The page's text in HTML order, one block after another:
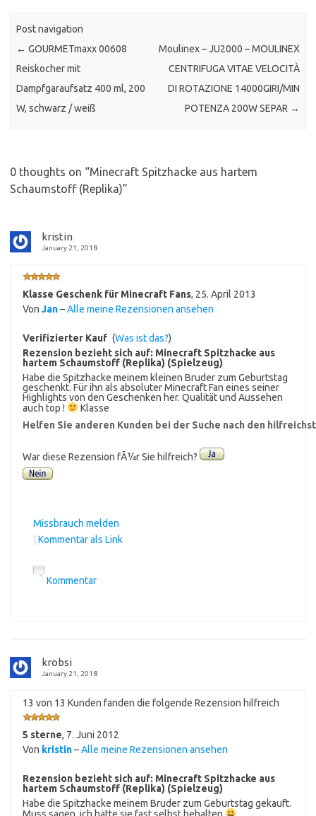
Post navigation
← GOURMETmaxx 00608
Reiskocher mit
Dampfgaraufsatz 400 ml, 200
W, schwarz / weiß
Moulinex – JU2000 – MOULINEX
CENTRIFUGA VITAE VELOCITÀ
DI ROTAZIONE 14000GIRI/MIN
POTENZA 200W SEPAR →
0 thoughts on “Minecraft Spitzhacke aus hartem
Schaumstoff (Replika)”
kristin
January 21, 2018
Klasse Geschenk für Minecraft Fans, 25. April 2013
Von Jan–Alle meine Rezensionen ansehen
Verifizierter Kauf (Was ist das?)
Rezension bezieht sich auf: Minecraft Spitzhacke aus
hartem Schaumstoff (Replika) (Spielzeug)
Habe die Spitzhacke meinem kleinen Bruder zum Geburtstag
geschenkt. Für ihn als absoluter Minecraft Fan eines seiner
Highlights von den Geschenken her. Qualität und Aussehen
auch top !
Klasse
Helfen Sie anderen Kunden bei der Suche nach den
War diese Rezension fÃ¼r Sie hilfreich?
Missbrauch melden
Kommentar als Link
Kommentar
krobsi
January 21, 2018
13 von 13 Kunden fanden die folgende Rezension hilfreich
5 sterne, 7. Juni 2012
Von kristin–Alle meine Rezensionen ansehen
Rezension bezieht sich auf: Minecraft Spitzhacke aus
hartem Schaumstoff (Replika) (Spielzeug)
Habe die Spitzhacke meinem Bruder zum Geburtstag gekauft.
Muss sagen, ich hätte sie fast selbst behalten